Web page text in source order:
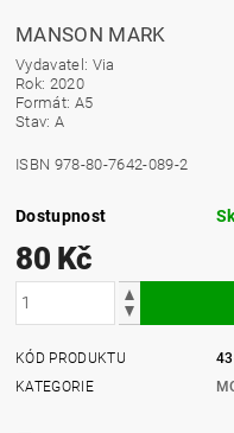
MANSON MARK
Vydavatel: Via
Rok: 2020
Formát: A5
Stav: A
ISBN 978-80-7642-089-2
Dostupnost
80 Kč
KÓD PRODUKTU
KATEGORIE